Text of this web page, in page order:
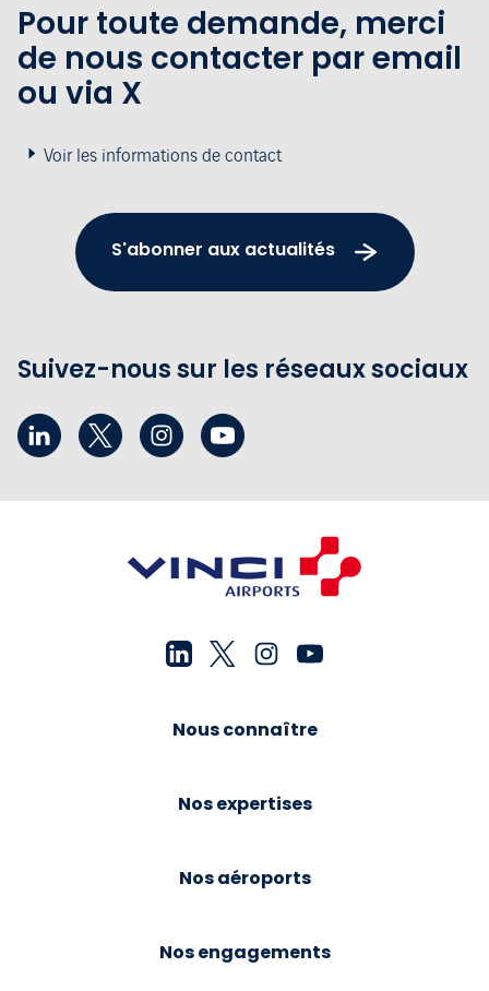
Pour toute demande, merci
de nous contacter par email
ou via X
Voir les informations de contact
S'abonner aux actualités
Suivez-nous sur les réseaux sociaux
Nous connaître
Nos expertises
Nos aéroports
Nos engagements